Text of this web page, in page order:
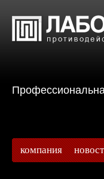
компания